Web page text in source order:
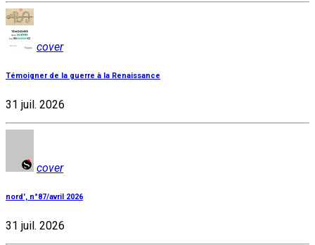
cover
Témoigner de la guerre à la Renaissance
31 juil. 2026
cover
nord', n°87/avril 2026
31 juil. 2026